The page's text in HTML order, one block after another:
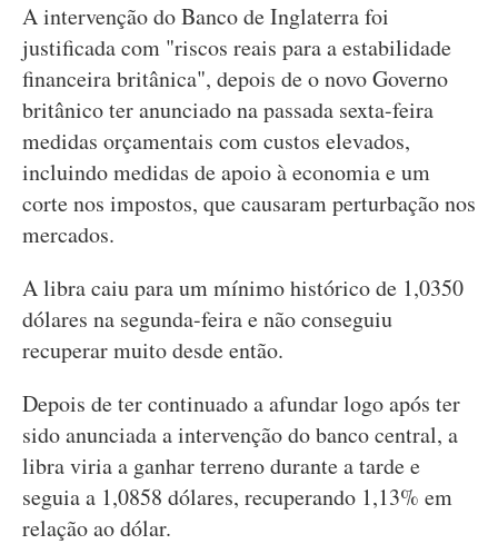
A intervenção do Banco de Inglaterra foi
justificada com "riscos reais para a estabilidade
financeira britânica", depois de o novo Governo
britânico ter anunciado na passada sexta-feira
medidas orçamentais com custos elevados,
incluindo medidas de apoio à economia e um
corte nos impostos, que causaram perturbação nos
mercados.
A libra caiu para um mínimo histórico de 1,0350
dólares na segunda-feira e não conseguiu
recuperar muito desde então.
Depois de ter continuado a afundar logo após ter
sido anunciada a intervenção do banco central, a
libra viria a ganhar terreno durante a tarde e
seguia a 1,0858 dólares, recuperando 1,13% em
relação ao dólar.